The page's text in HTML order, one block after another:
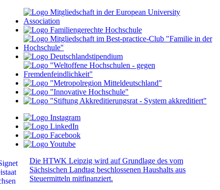
Die HTWK Leipzig wird auf Grundlage des vom
Sächsischen Landtag beschlossenen Haushalts aus
Steuermitteln mitfinanziert.